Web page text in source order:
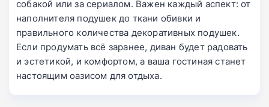
собакой или за сериалом. Важен каждый аспект: от
наполнителя подушек до ткани обивки и
правильного количества декоративных подушек.
Если продумать всё заранее, диван будет радовать
и эстетикой, и комфортом, а ваша гостиная станет
настоящим оазисом для отдыха.